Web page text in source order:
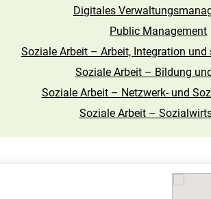
Digitales
Public Management
Soziale Arbeit – Arbeit, Integration und
Soziale Arbeit – Bildung
Soziale Arbeit – Netzwerk- und
Soziale Arbeit –